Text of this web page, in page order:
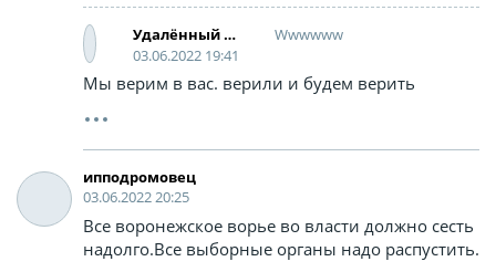
Удалённый аккаунт
Wwwwww
03.06.2022 19:41
Мы верим в вас. верили и будем верить
ипподромовец
03.06.2022 20:25
Все воронежское ворье во власти должно сесть
надолго.Все выборные органы надо распустить.